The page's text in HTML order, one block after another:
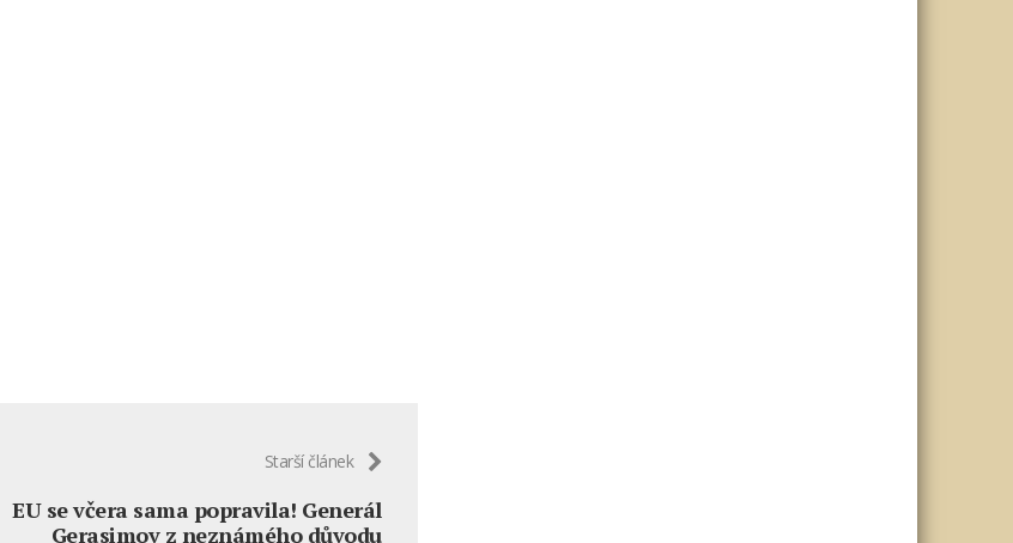
Starší článek
EU se včera sama popravila! Generál
Gerasimov z neznámého důvodu